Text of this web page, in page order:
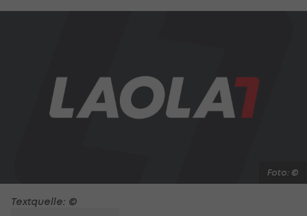
Foto: ©
Textquelle: ©